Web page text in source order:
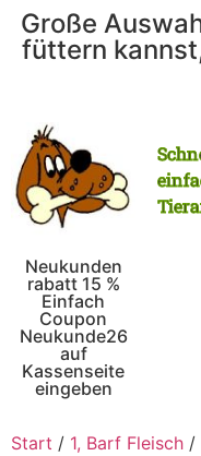
Große
füttern
Neukunden
rabatt 15 %
Einfach
Coupon
Neukunde26
auf
Kassenseite
eingeben
Start / 1, Barf Fleisch /